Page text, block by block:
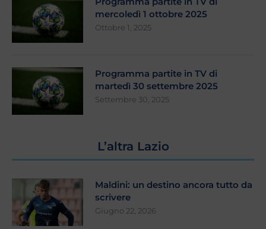
mercoledì 1 ottobre 2025
Ottobre 1, 2025
Programma partite in TV di
martedì 30 settembre 2025
Settembre 30, 2025
L’altra Lazio
Maldini: un destino ancora tutto da
scrivere
Giugno 22, 2026